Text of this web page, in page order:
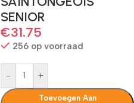
SENIOR
€31.75
256 op voorraad
- +
Toevoegen Aan